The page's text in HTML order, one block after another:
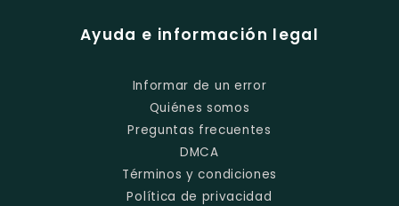
Ayuda e información legal
Informar de un error
Quiénes somos
Preguntas frecuentes
DMCA
Términos y condiciones
Política de privacidad